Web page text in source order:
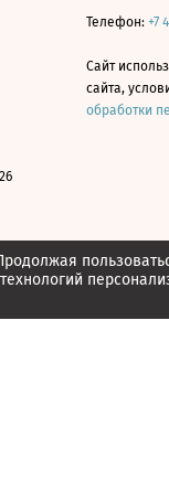
Телефон: +7
Сайт
сайта,
обработки